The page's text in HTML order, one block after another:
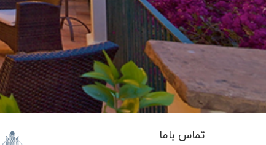
تماس باما